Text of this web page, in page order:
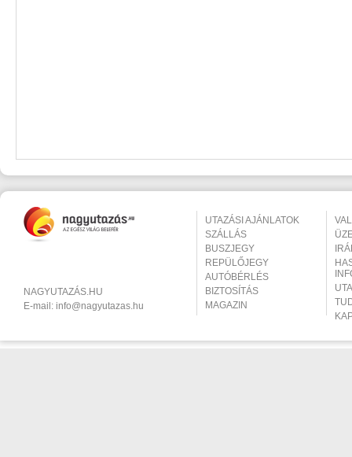
NAGYUTAZÁS.HU
E-mail: info@nagyutazas.hu
UTAZÁSI AJÁNLATOK
SZÁLLÁS
BUSZJEGY
REPÜLŐJEGY
AUTÓBÉRLÉS
BIZTOSÍTÁS
MAGAZIN